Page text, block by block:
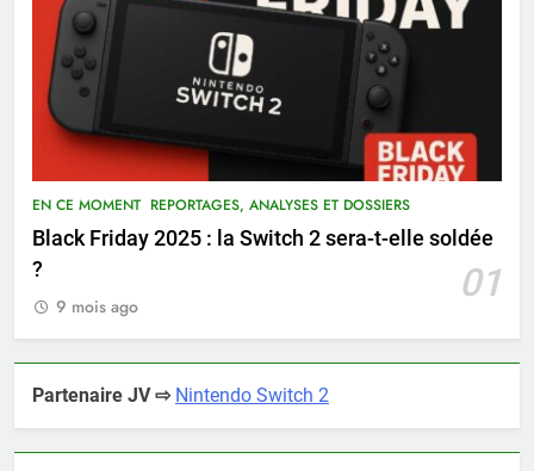
EN CE MOMENT REPORTAGES, ANALYSES ET DOSSIERS
Black Friday 2025 : la Switch 2 sera-t-elle soldée
?
01
9 mois ago
Partenaire JV ⇨ Nintendo Switch 2